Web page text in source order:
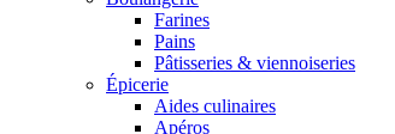
Farines
Pains
Pâtisseries & viennoiseries
Épicerie
Aides culinaires
Apéros